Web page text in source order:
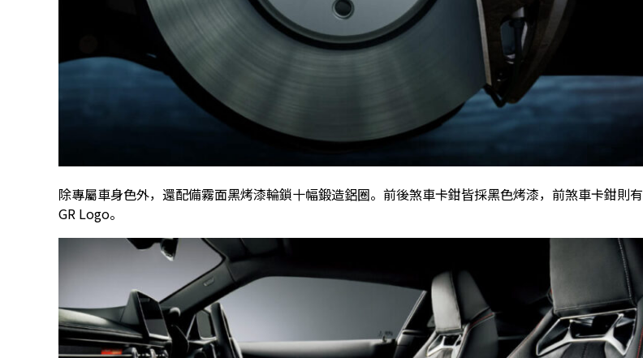
除專屬車身色外，還配備霧面黑烤漆輪鎖十幅鍛造鋁圈。前後煞車卡鉗皆採黑色烤漆，前煞車卡鉗則有
GR Logo。